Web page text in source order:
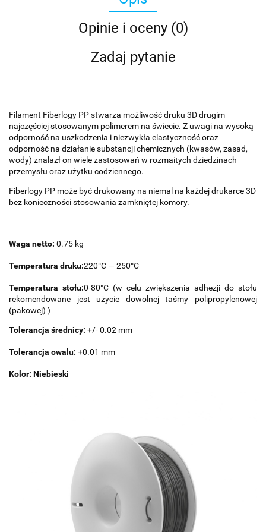
Opinie i oceny (0)
Zadaj pytanie
Filament Fiberlogy PP stwarza możliwość druku 3D drugim
najczęściej stosowanym polimerem na świecie. Z uwagi na wysoką
odporność na uszkodzenia i niezwykła elastyczność oraz
odporność na działanie substancji chemicznych (kwasów, zasad,
wody) znalazł on wiele zastosowań w rozmaitych dziedzinach
przemysłu oraz użytku codziennego.
Fiberlogy PP może być drukowany na niemal na każdej drukarce 3D
bez konieczności stosowania zamkniętej komory.
Waga netto: 0.75 kg
Temperatura druku:220°C — 250°C
Temperatura stołu:0-80°C (w celu zwiększenia adhezji do stołu
rekomendowane jest użycie dowolnej taśmy polipropylenowej
(pakowej) )
Tolerancja średnicy: +/- 0.02 mm
Tolerancja owalu: +0.01 mm
Kolor: Niebieski